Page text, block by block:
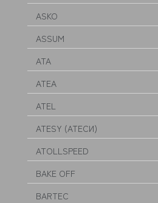
ASKO
ASSUM
ATA
ATEA
ATEL
ATESY (АТЕСИ)
ATOLLSPEED
BAKE OFF
BARTEC